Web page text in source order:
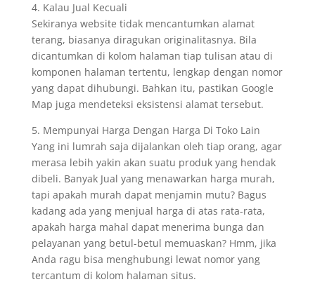
4. Kalau Jual Kecuali
Sekiranya website tidak mencantumkan alamat
terang, biasanya diragukan originalitasnya. Bila
dicantumkan di kolom halaman tiap tulisan atau di
komponen halaman tertentu, lengkap dengan nomor
yang dapat dihubungi. Bahkan itu, pastikan Google
Map juga mendeteksi eksistensi alamat tersebut.
5. Mempunyai Harga Dengan Harga Di Toko Lain
Yang ini lumrah saja dijalankan oleh tiap orang, agar
merasa lebih yakin akan suatu produk yang hendak
dibeli. Banyak Jual yang menawarkan harga murah,
tapi apakah murah dapat menjamin mutu? Bagus
kadang ada yang menjual harga di atas rata-rata,
apakah harga mahal dapat menerima bunga dan
pelayanan yang betul-betul memuaskan? Hmm, jika
Anda ragu bisa menghubungi lewat nomor yang
tercantum di kolom halaman situs.